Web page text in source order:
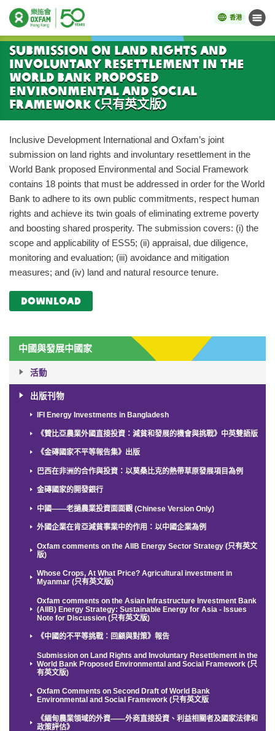
香港 目錄
開始主要內容
Submission on Land Rights and
Involuntary Resettlement in the
World Bank Proposed
Environmental and Social
Framework (只有英文版)
中國與發展中國家
活動
出版刊物
IFI Energy Investments in Bangladesh
《贊比亞農業外國直接投資：減貧和發展的機會與挑戰》中英雙語版
《金磚國家不平等報告集》出版
巴西在非洲的合作與投資：以莫桑比克的熱帶草原發展項目為例
金磚國家的開發銀行
中國——老撾農業投資面面觀 (Chinese Version Only)
外國企業在肯亞減貧事業中的作用：以中國企業為例
Oxfam comments on the AIIB Energy Sector Strategy (只有英文
版)
Whose Crops, At What Price? Agricultural investment in
Myanmar (只有英文版)
Oxfam comments on the Asian Infrastructure Investment Bank
(AIIB) Energy Strategy: Sustainable Energy for Asia - Issues
Note for Discussion (只有英文版)
《中國的不平等挑戰：回顧與對策》報告
Submission on Land Rights and Involuntary Resettlement in the
World Bank Proposed Environmental and Social Framework (只
有英文版)
Oxfam Comments on Second Draft of World Bank
Environmental and Social Framework (只有英文版
《緬甸農業領域的外資——外商直接投資、利益相關者及國家法律和
政策評估》
Inclusive Development International and Oxfam’s joint
submission on land rights and involuntary resettlement in the
World Bank proposed Environmental and Social Framework
contains 18 points that must be addressed in order for the World
Bank to adhere to its own public commitments, respect human
rights and achieve its twin goals of eliminating extreme poverty
and boosting shared prosperity. The submission covers: (i) the
scope and applicability of ESS5; (ii) appraisal, due diligence,
monitoring and evaluation; (iii) avoidance and mitigation
measures; and (iv) land and natural resource tenure.
Download